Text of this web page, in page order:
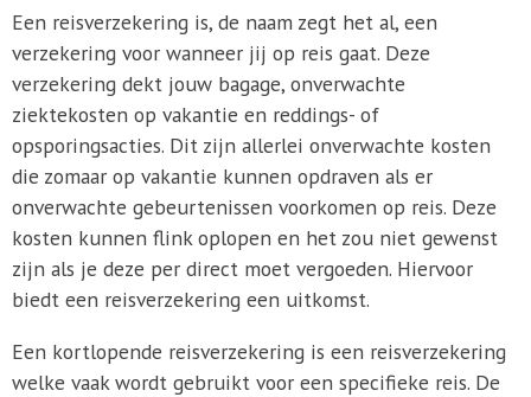
Een reisverzekering is, de naam zegt het al, een
verzekering voor wanneer jij op reis gaat. Deze
verzekering dekt jouw bagage, onverwachte
ziektekosten op vakantie en reddings- of
opsporingsacties. Dit zijn allerlei onverwachte kosten
die zomaar op vakantie kunnen opdraven als er
onverwachte gebeurtenissen voorkomen op reis. Deze
kosten kunnen flink oplopen en het zou niet gewenst
zijn als je deze per direct moet vergoeden. Hiervoor
biedt een reisverzekering een uitkomst.
Een kortlopende reisverzekering is een reisverzekering
welke vaak wordt gebruikt voor een specifieke reis. De